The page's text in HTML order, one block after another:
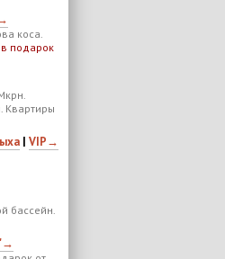
коса.
в подарок
Квартиры
| VIP→
бассейн.